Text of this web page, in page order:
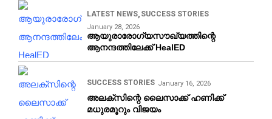
LATEST NEWS SUCCESS STORIES
January 28, 2026
ആയുരാരോഗ്യസൗഖ്യത്തിന്റെ
ആനന്ദത്തിലേക്ക്‌ HealED
SUCCESS STORIES January 16, 2026
അലക്‌സിന്റെ ലൈസാക്ക്‌ ഹണിക്ക്‌
മധുരമൂറും വിജയം